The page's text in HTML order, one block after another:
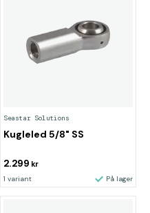
Seastar Solutions
Kugleled 5/8" SS
2.299 kr
1 variant På lager